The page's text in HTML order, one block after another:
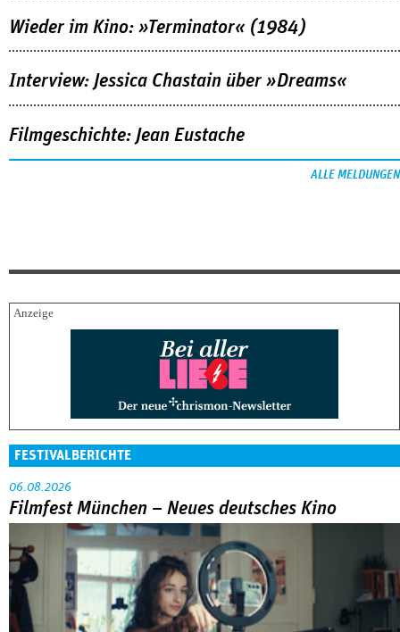
Wieder im Kino: »Terminator« (1984)
Interview: Jessica Chastain über »Dreams«
Filmgeschichte: Jean Eustache
ALLE MELDUNGEN
FESTIVALBERICHTE
06.08.2026
Filmfest München – Neues deutsches Kino